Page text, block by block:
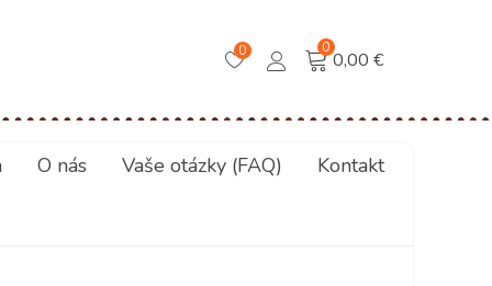
0 0
0,00 €
O nás Vaše otázky (FAQ) Kontakt